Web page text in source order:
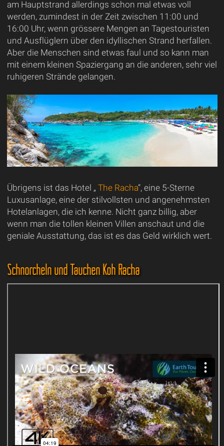
am Hauptstrand allerdings schon mal etwas voll
werden, zumindest in der Zeit zwischen 11:00 und
16:00 Uhr, wenn grössere Mengen an Tagestouristen
und Ausflüglern über den idyllischen Strand herfallen.
Aber die Menschen sind etwas faul und so kann man
mit einem kleinen Spaziergang an die anderen, sehr viel
ruhigeren Strände gelangen.
Übrigens ist das Hotel „ The Racha“, eine 5-Sterne
Luxusanlage, eine der stilvollsten und angenehmsten
Hotelanlagen, die ich kenne. Nicht ganz billig, aber
wenn man die tollen kleinen Villen anschaut und die
geniale Ausstattung, das ist es das Geld wirklich wert.
Schnorcheln und Tauchen Koh Racha